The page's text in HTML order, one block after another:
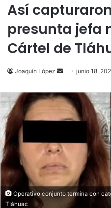
Así capturaron
presunta jefa
Cártel de
Joaquín López
Send
email
junio 18,
Operativo conjunto termina con
Tláhuac